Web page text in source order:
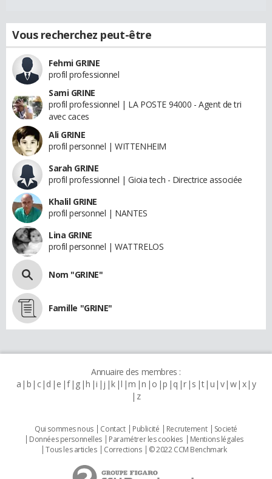
Vous recherchez peut-être
Fehmi GRINE
profil professionnel
Sami GRINE
profil professionnel | LA POSTE 94000 - Agent de tri
avec caces
Ali GRINE
profil personnel | WITTENHEIM
Sarah GRINE
profil professionnel | Gioia tech - Directrice associée
Khalil GRINE
profil personnel | NANTES
Lina GRINE
profil personnel | WATTRELOS
Nom "GRINE"
Famille "GRINE"
Annuaire des membres :
a b c d e f g h i j k l m n o p q r s t u v w x y
z
Qui sommes nous Contact Publicité Recrutement
Societé
Données personnelles
Paramétrer les cookies
Mentions légales
Tous les articles
Corrections © 2022 CCM Benchmark